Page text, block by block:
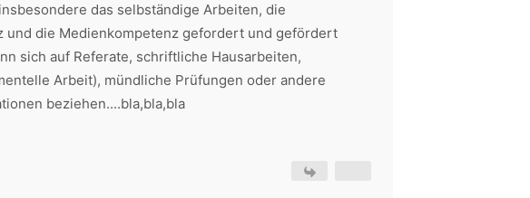
das selbständige Arbeiten, die
und die Medienkompetenz gefordert und gefördert
sich auf Referate, schriftliche Hausarbeiten,
Arbeit), mündliche Prüfungen oder andere
beziehen....bla,bla,bla